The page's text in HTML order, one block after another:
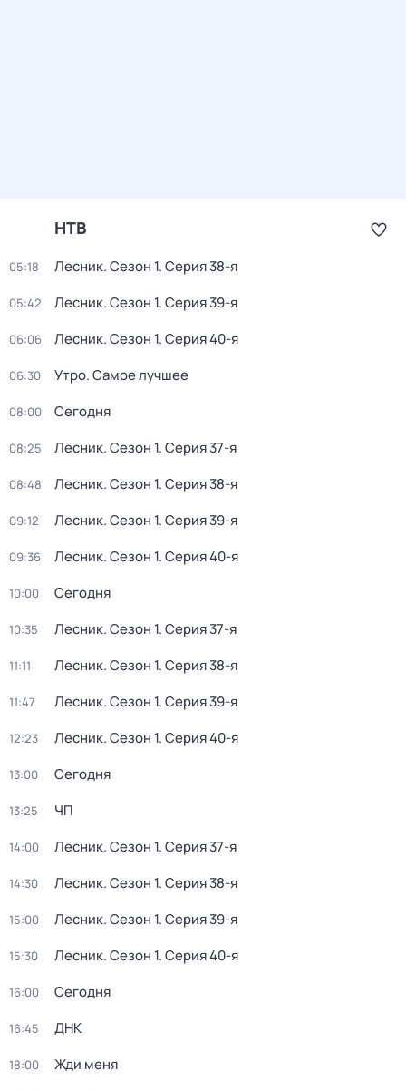
НТВ
05:18 Лесник. Сезон 1. Серия 38-я
05:42 Лесник. Сезон 1. Серия 39-я
06:06 Лесник. Сезон 1. Серия 40-я
06:30 Утро. Самое лучшее
08:00 Сегодня
08:25 Лесник. Сезон 1. Серия 37-я
08:48 Лесник. Сезон 1. Серия 38-я
09:12 Лесник. Сезон 1. Серия 39-я
09:36 Лесник. Сезон 1. Серия 40-я
10:00 Сегодня
10:35 Лесник. Сезон 1. Серия 37-я
11:11 Лесник. Сезон 1. Серия 38-я
11:47 Лесник. Сезон 1. Серия 39-я
12:23 Лесник. Сезон 1. Серия 40-я
13:00 Сегодня
13:25 ЧП
14:00 Лесник. Сезон 1. Серия 37-я
14:30 Лесник. Сезон 1. Серия 38-я
15:00 Лесник. Сезон 1. Серия 39-я
15:30 Лесник. Сезон 1. Серия 40-я
16:00 Сегодня
16:45 ДНК
18:00 Жди меня